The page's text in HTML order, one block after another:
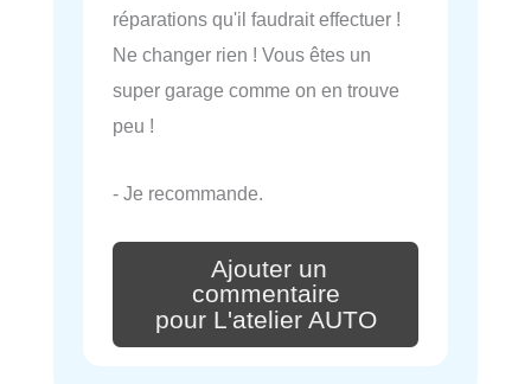
réparations qu'il faudrait effectuer !
Ne changer rien ! Vous êtes un
super garage comme on en trouve
peu !
- Je recommande.
Ajouter un
commentaire
pour L'atelier AUTO